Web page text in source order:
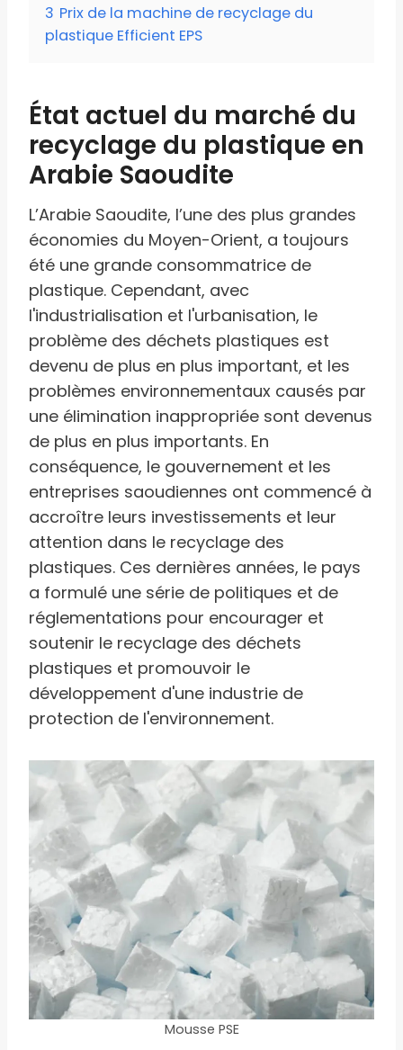
3 Prix ​​de la machine de recyclage du
plastique Efficient EPS
État actuel du marché du
recyclage du plastique en
Arabie Saoudite
L’Arabie Saoudite, l’une des plus grandes
économies du Moyen-Orient, a toujours
été une grande consommatrice de
plastique. Cependant, avec
l'industrialisation et l'urbanisation, le
problème des déchets plastiques est
devenu de plus en plus important, et les
problèmes environnementaux causés par
une élimination inappropriée sont devenus
de plus en plus importants. En
conséquence, le gouvernement et les
entreprises saoudiennes ont commencé à
accroître leurs investissements et leur
attention dans le recyclage des
plastiques. Ces dernières années, le pays
a formulé une série de politiques et de
réglementations pour encourager et
soutenir le recyclage des déchets
plastiques et promouvoir le
développement d'une industrie de
protection de l'environnement.
Mousse PSE